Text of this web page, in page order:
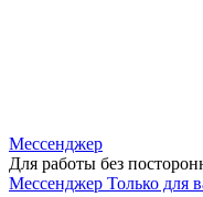
Мессенджер
Для работы без
Мессенджер Только для